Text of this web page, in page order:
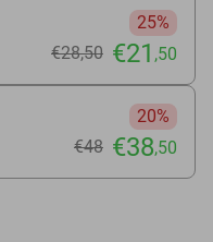
25%
€28,50 €21 ,50
20%
€48 €38,50